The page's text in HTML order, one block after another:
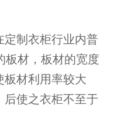
定制衣柜行业内普
板材，板材的宽度
板材利用率较大
后使之衣柜不至于